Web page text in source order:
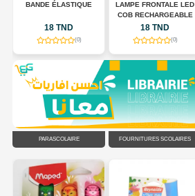
BANDE ÉLASTIQUE
18 TND
(0)
LAMPE FRONTALE LED
COB RECHARGEABLE
18 TND
(0)
PARASCOLAIRE FOURNITURES SCOLAIRES